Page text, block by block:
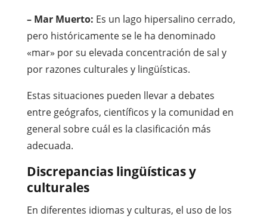
– Mar Muerto: Es un lago hipersalino cerrado,
pero históricamente se le ha denominado
«mar» por su elevada concentración de sal y
por razones culturales y lingüísticas.
Estas situaciones pueden llevar a debates
entre geógrafos, científicos y la comunidad en
general sobre cuál es la clasificación más
adecuada.
Discrepancias lingüísticas y
culturales
En diferentes idiomas y culturas, el uso de los